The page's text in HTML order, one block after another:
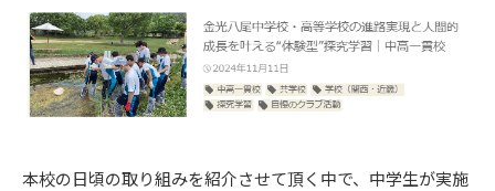
本校の日頃の取り組みを紹介させて頂く中で、中学生が実施